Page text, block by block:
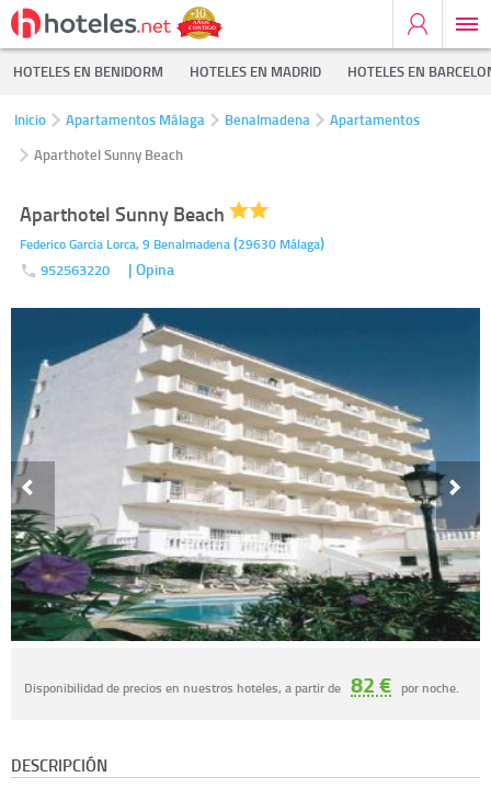
HOTELES EN BENIDORM HOTELES EN MADRID HOTELES EN
Inicio Apartamentos Málaga Benalmadena
Apartamentos
Aparthotel Sunny Beach
Aparthotel Sunny Beach
Federico Garcia Lorca, 9 Benalmadena(29630 Málaga)
952563220 | Opina
Disponibilidad de precios en nuestros hoteles, a partir de 82 € por noche.
DESCRIPCIÓN